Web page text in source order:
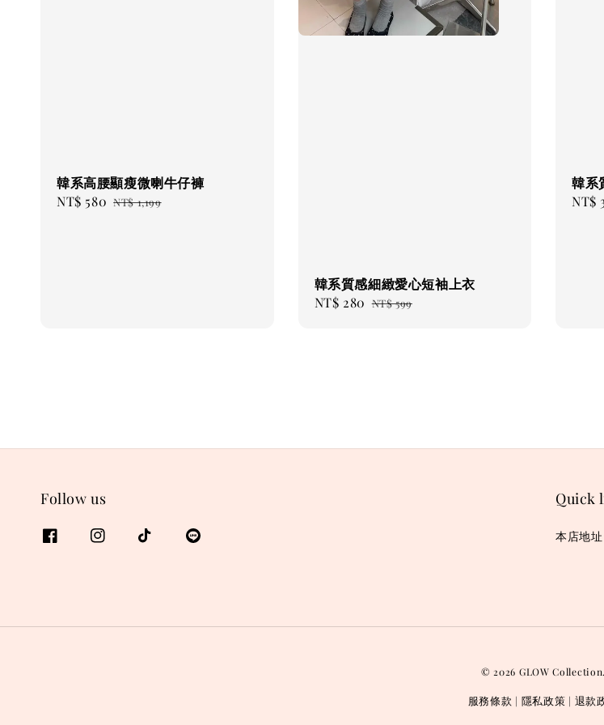
韓系高腰顯瘦微喇牛仔褲
Sale
NT$ 580 Regular
NT$ 1,199
韓系質感細緻愛心短袖上衣
Sale
NT$ 280 Regular
NT$ 599
韓系
Sale
NT$
Follow us Quick
本店地址
© 2026 GLOW Collection.
服務條款 | 隱私政策 | 退款